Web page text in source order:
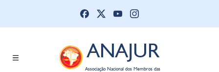
ANAJUR
Associação Nacional dos Membros das